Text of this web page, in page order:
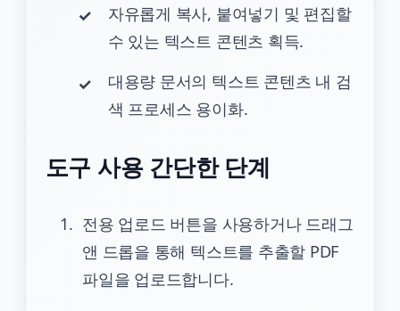
자유롭게 복사, 붙여넣기 및 편집할
수 있는 텍스트 콘텐츠 획득.
대용량 문서의 텍스트 콘텐츠 내 검
색 프로세스 용이화.
도구 사용 간단한 단계
전용 업로드 버튼을 사용하거나 드래그
앤 드롭을 통해 텍스트를 추출할 PDF
파일을 업로드합니다.